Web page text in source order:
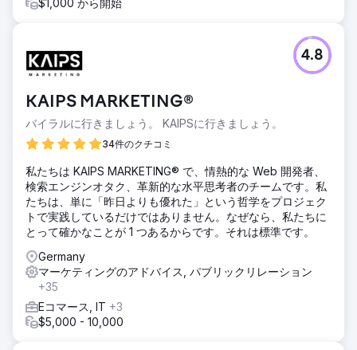
$1,000 から開始
KAIPS MARKETING®
バイラルに行きましょう。 KAIPSに行きましょう。
34件のクチコミ
4.8
私たちは KAIPS MARKETING® で、情熱的な Web 開発者、
検索エンジンオタク、革新的な水平思考者のチームです。私
たちは、単に「昨日よりも優れた」という哲学をプロジェク
トで実践しているだけではありません。なぜなら、私たちに
とって確かなことが 1 つあるからです。それは標準です。
Germany
マーケティングのアドバイス, パブリックリレーション
+35
Eコマース, IT +3
$5,000 - 10,000